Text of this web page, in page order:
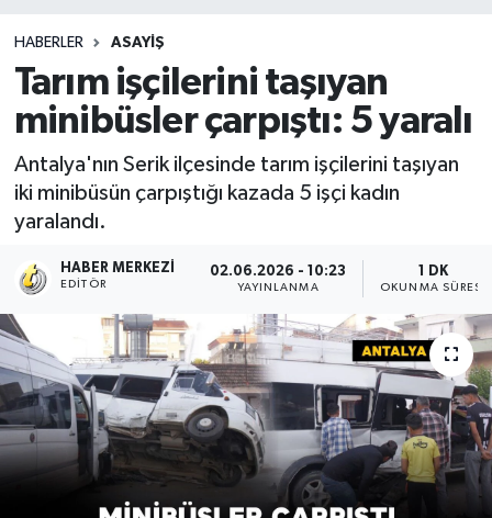
HABERLER ASAYIŞ
Tarım işçilerini taşıyan
minibüsler çarpıştı: 5 yaralı
Antalya'nın Serik ilçesinde tarım işçilerini taşıyan
iki minibüsün çarpıştığı kazada 5 işçi kadın
yaralandı.
HABER MERKEZI
EDITÖR
02.06.2026 - 10:23
YAYINLANMA
1 DK
OKUNMA SÜRESI
Ulusal Haberler
Vefat Edenler